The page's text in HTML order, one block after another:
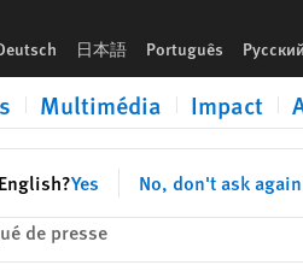
日本語 Português Русский
Multimédia Impact
Yes No, don't ask again
de presse